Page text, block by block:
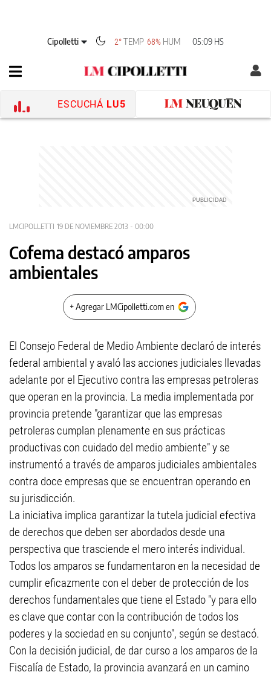
Cipolletti 2°TEMP 68% HUM 05:09 HS
ESCUCHÁ LU5
LMCIPOLLETTI 19 DE NOVIEMBRE 2013 - 00:00
Cofema destacó amparos
ambientales
+ Agregar LMCipolletti.com en
El Consejo Federal de Medio Ambiente declaró de interés
federal ambiental y avaló las acciones judiciales llevadas
adelante por el Ejecutivo contra las empresas petroleras
que operan en la provincia. La media implementada por
provincia pretende "garantizar que las empresas
petroleras cumplan plenamente en sus prácticas
productivas con cuidado del medio ambiente" y se
instrumentó a través de amparos judiciales ambientales
contra doce empresas que se encuentran operando en
su jurisdicción.
La iniciativa implica garantizar la tutela judicial efectiva
de derechos que deben ser abordados desde una
perspectiva que trasciende el mero interés individual.
Todos los amparos se fundamentaron en la necesidad de
cumplir eficazmente con el deber de protección de los
derechos fundamentales que tiene el Estado "y para ello
es clave que contar con la contribución de todos los
poderes y la sociedad en su conjunto", según se destacó.
Con la decisión judicial, de dar curso a los amparos de la
Fiscalía de Estado, la provincia avanzará en un camino